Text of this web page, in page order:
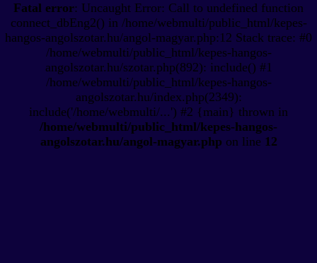
Fatal error: Uncaught Error: Call to undefined function
connect_dbEng2() in /home/webmulti/public_html/kepes-
hangos-angolszotar.hu/angol-magyar.php:12 Stack trace: #0
/home/webmulti/public_html/kepes-hangos-
angolszotar.hu/szotar.php(892): include() #1
/home/webmulti/public_html/kepes-hangos-
angolszotar.hu/index.php(2349):
include('/home/webmulti/...') #2 {main} thrown in
/home/webmulti/public_html/kepes-hangos-
angolszotar.hu/angol-magyar.php on line 12